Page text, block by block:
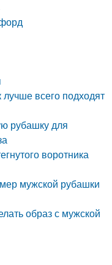
всего подходят
рубашку для
воротника
мужской рубашки
образ с мужской